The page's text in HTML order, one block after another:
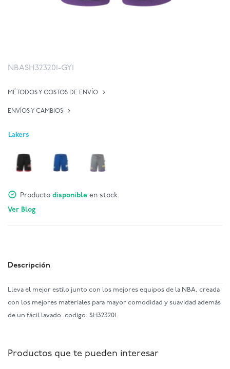
NBASH323201-GY1
MÉTODOS Y COSTOS DE ENVÍO
ENVÍOS Y CAMBIOS
Lakers
Producto disponible en stock.
Ver Blog
Descripción
Lleva el mejor estilo junto con los mejores equipos de la NBA, creada
con los mejores materiales para mayor comodidad y suavidad además
de un fácil lavado. codigo: SH323201
Productos que te pueden interesar